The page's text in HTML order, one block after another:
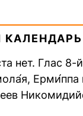
КАЛЕНДАРЬ
нет. Глас
Ерми́ппа